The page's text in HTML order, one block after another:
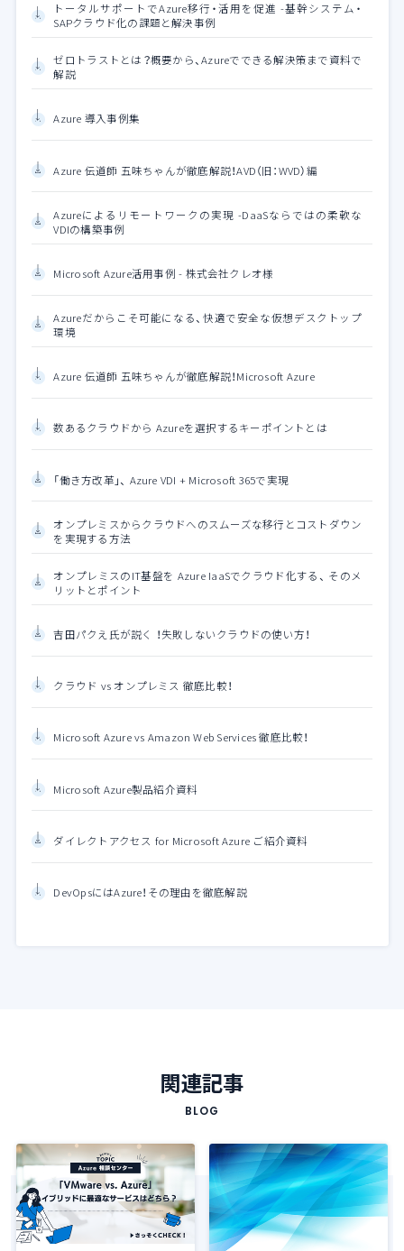
トータルサポートでAzure移行・活用を促進 -基幹システム・
SAPクラウド化の課題と解決事例
ゼロトラストとは？概要から、Azureでできる解決策まで資料で
解説
Azure 導入事例集
Azure 伝道師 五味ちゃんが徹底解説！AVD（旧：WVD）編
Azureによるリモートワークの実現 -DaaSならではの柔軟な
VDIの構築事例
Microsoft Azure活用事例 - 株式会社クレオ様
Azureだからこそ可能になる、快適で安全な仮想デスクトップ
環境
Azure 伝道師 五味ちゃんが徹底解説！Microsoft Azure
数あるクラウドから Azureを選択するキーポイントとは
「働き方改革」、 Azure VDI + Microsoft 365で実現
オンプレミスからクラウドへのスムーズな移行とコストダウン
を実現する方法
オンプレミスのIT基盤を Azure IaaSでクラウド化する、 そのメ
リットとポイント
吉田パクえ氏が説く ！失敗しないクラウドの使い方！
クラウド vs オンプレミス 徹底比較！
Microsoft Azure vs Amazon Web Services 徹底比較！
Microsoft Azure製品紹介資料
ダイレクトアクセス for Microsoft Azure ご紹介資料
DevOpsにはAzure！その理由を徹底解説
関連記事
BLOG